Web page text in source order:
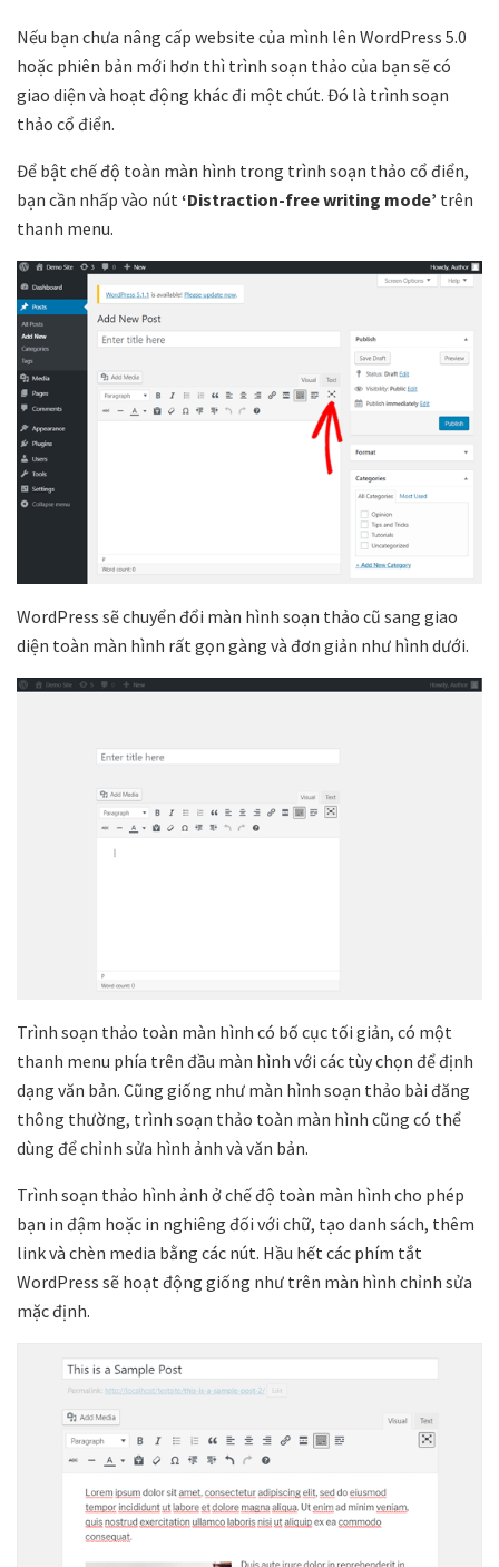
Nếu bạn chưa nâng cấp website của mình lên WordPress 5.0
hoặc phiên bản mới hơn thì trình soạn thảo của bạn sẽ có
giao diện và hoạt động khác đi một chút. Đó là trình soạn
thảo cổ điển.
Để bật chế độ toàn màn hình trong trình soạn thảo cổ điển,
bạn cần nhấp vào nút ‘Distraction-free writing mode’ trên
thanh menu.
WordPress sẽ chuyển đổi màn hình soạn thảo cũ sang giao
diện toàn màn hình rất gọn gàng và đơn giản như hình dưới.
Trình soạn thảo toàn màn hình có bố cục tối giản, có một
thanh menu phía trên đầu màn hình với các tùy chọn để định
dạng văn bản. Cũng giống như màn hình soạn thảo bài đăng
thông thường, trình soạn thảo toàn màn hình cũng có thể
dùng để chỉnh sửa hình ảnh và văn bản.
Trình soạn thảo hình ảnh ở chế độ toàn màn hình cho phép
bạn in đậm hoặc in nghiêng đối với chữ, tạo danh sách, thêm
link và chèn media bằng các nút. Hầu hết các phím tắt
WordPress sẽ hoạt động giống như trên màn hình chỉnh sửa
mặc định.